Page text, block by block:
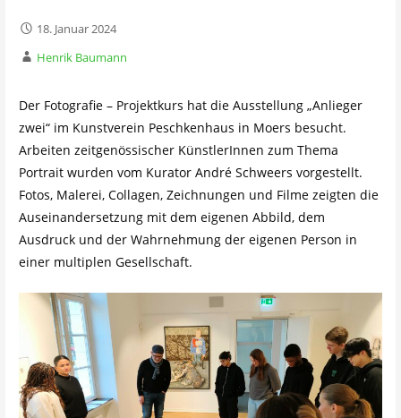
18. Januar 2024
Henrik Baumann
Der Fotografie – Projektkurs hat die Ausstellung „Anlieger
zwei“ im Kunstverein Peschkenhaus in Moers besucht.
Arbeiten zeitgenössischer KünstlerInnen zum Thema
Portrait wurden vom Kurator André Schweers vorgestellt.
Fotos, Malerei, Collagen, Zeichnungen und Filme zeigten die
Auseinandersetzung mit dem eigenen Abbild, dem
Ausdruck und der Wahrnehmung der eigenen Person in
einer multiplen Gesellschaft.